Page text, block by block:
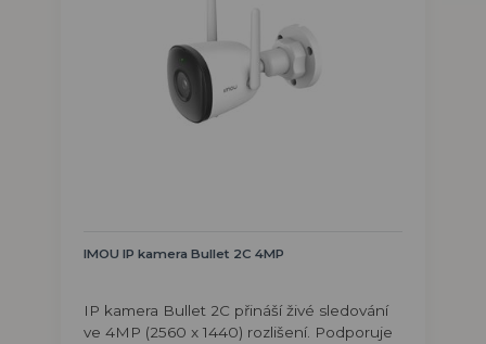
IMOU IP kamera Bullet 2C 4MP
IP kamera Bullet 2C přináší živé sledování
ve 4MP (2560 x 1440) rozlišení. Podporuje